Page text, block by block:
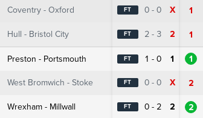
Coventry - Oxford
Hull - Bristol City
Preston - Portsmouth
West Bromwich - Stoke
Wrexham - Millwall
FT 0 - 0 X
FT 2 - 3 2
FT 1 - 0 1
FT 0 - 0 X
FT 0 - 2 2
1
1
1
2
2